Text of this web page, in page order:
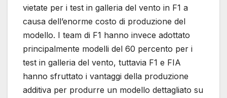
vietate per i test in galleria del vento in F1 a
causa dell’enorme costo di produzione del
modello. I team di F1 hanno invece adottato
principalmente modelli del 60 percento per i
test in galleria del vento, tuttavia F1 e FIA ​​
hanno sfruttato i vantaggi della produzione
additiva per produrre un modello dettagliato su